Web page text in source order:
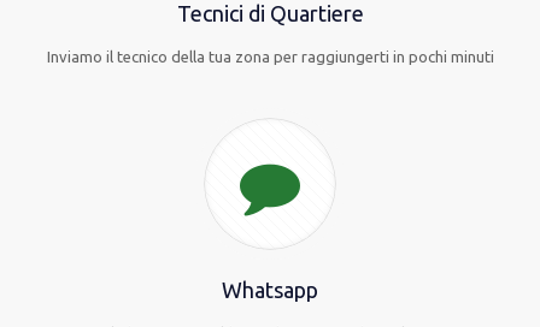
Tecnici di Quartiere
Inviamo il tecnico della tua zona per raggiungerti in pochi minuti
Whatsapp